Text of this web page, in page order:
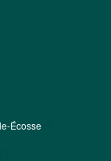
Écosse